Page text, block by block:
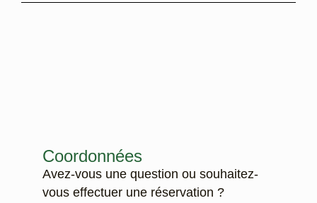
Coordonnées
Avez-vous une question ou souhaitez-
vous effectuer une réservation ?